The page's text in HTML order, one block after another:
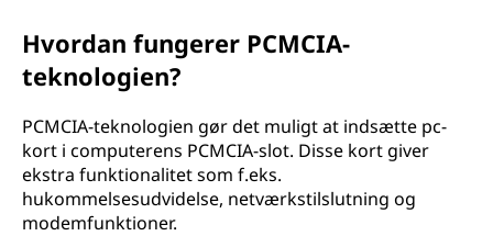
Hvordan fungerer PCMCIA-
teknologien?
PCMCIA-teknologien gør det muligt at indsætte pc-
kort i computerens PCMCIA-slot. Disse kort giver
ekstra funktionalitet som f.eks.
hukommelsesudvidelse, netværkstilslutning og
modemfunktioner.